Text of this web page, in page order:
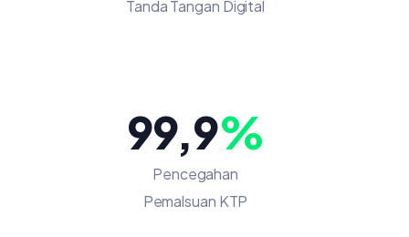
Tanda Tangan Digital
99,9%
Pencegahan
Pemalsuan KTP